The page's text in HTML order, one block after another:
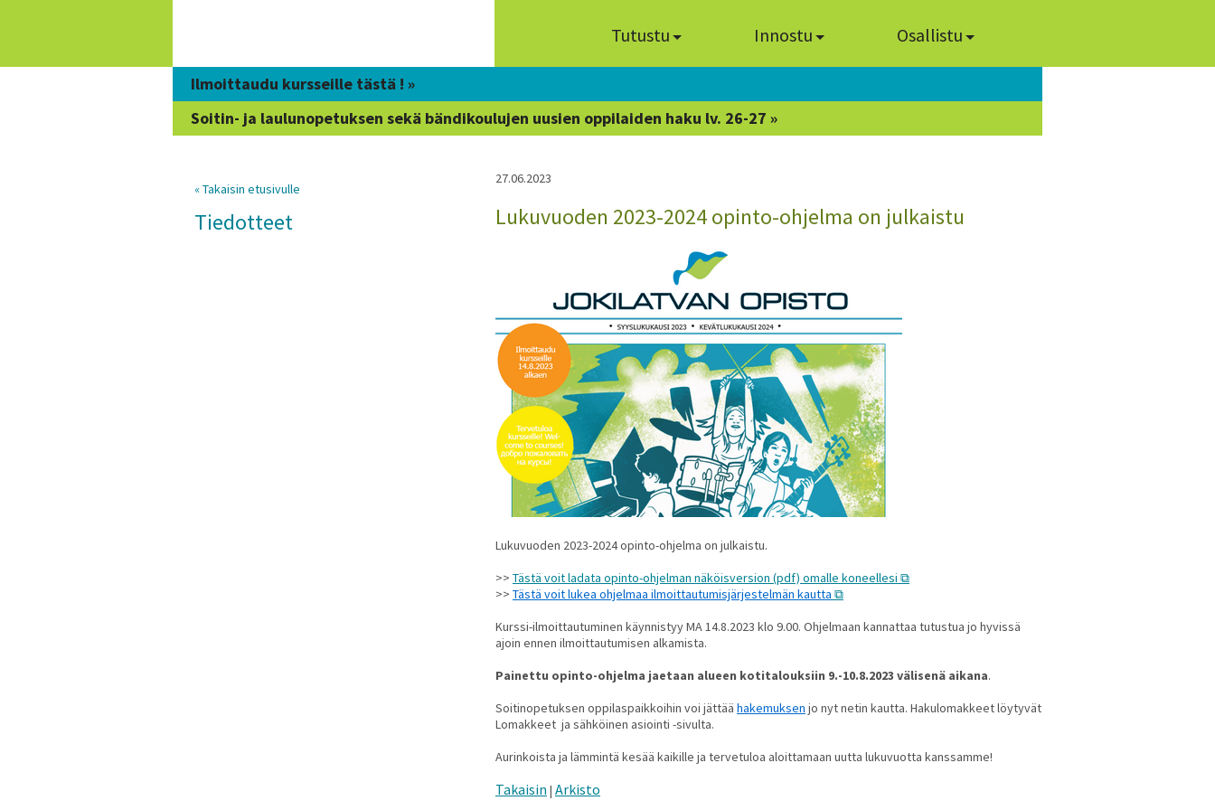
Tutustu Innostu Osallistu
Ilmoittaudu kursseille tästä ! »
Soitin- ja laulunopetuksen sekä bändikoulujen uusien oppilaiden haku lv. 26-27 »
27.06.2023
Lukuvuoden 2023-2024 opinto-ohjelma on julkaistu
Lukuvuoden 2023-2024 opinto-ohjelma on julkaistu.
>> Tästä voit ladata opinto-ohjelman näköisversion (pdf) omalle koneellesi
>> Tästä voit lukea ohjelmaa ilmoittautumisjärjestelmän kautta
Kurssi-ilmoittautuminen käynnistyy MA 14.8.2023 klo 9.00. Ohjelmaan kannattaa tutustua jo hyvissä
ajoin ennen ilmoittautumisen alkamista.
Painettu opinto-ohjelma jaetaan alueen kotitalouksiin 9.-10.8.2023 välisenä aikana.
Soitinopetuksen oppilaspaikkoihin voi jättää hakemuksen jo nyt netin kautta. Hakulomakkeet löytyvät
Lomakkeet ja sähköinen asiointi -sivulta.
Aurinkoista ja lämmintä kesää kaikille ja tervetuloa aloittamaan uutta lukuvuotta kanssamme!
Takaisin | Arkisto
« Takaisin etusivulle
Tiedotteet